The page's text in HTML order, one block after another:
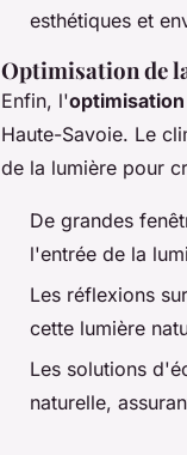
esthétiques et
Optimisation de
Enfin, l'
Haute-Savoie. Le
de la lumière pour
De grandes
l'entrée de la
Les réflexions
cette lumière
Les solutions
naturelle,